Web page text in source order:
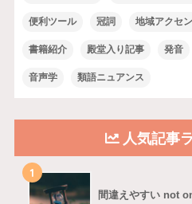
便利ツール 冠詞 地域アクセ
書籍紹介 殿堂入り記事 発音
音声学 類語ニュアンス
人気記事
1
間違えやすい not